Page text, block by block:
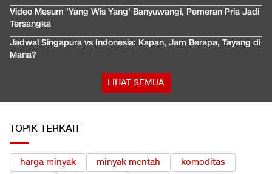
Video Mesum 'Yang Wis Yang' Banyuwangi, Pemeran Pria Jadi
Tersangka
Jadwal Singapura vs Indonesia: Kapan, Jam Berapa, Tayang di
Mana?
LIHAT SEMUA
TOPIK TERKAIT
harga minyak minyak mentah
komoditas